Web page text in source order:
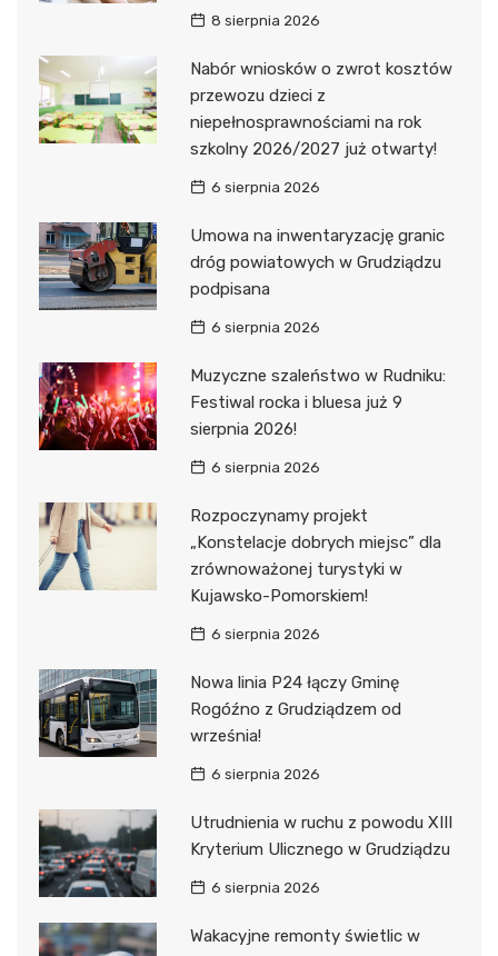
8 sierpnia 2026
Nabór wniosków o zwrot kosztów
przewozu dzieci z
niepełnosprawnościami na rok
szkolny 2026/2027 już otwarty!
6 sierpnia 2026
Umowa na inwentaryzację granic
dróg powiatowych w Grudziądzu
podpisana
6 sierpnia 2026
Muzyczne szaleństwo w Rudniku:
Festiwal rocka i bluesa już 9
sierpnia 2026!
6 sierpnia 2026
Rozpoczynamy projekt
„Konstelacje dobrych miejsc” dla
zrównoważonej turystyki w
Kujawsko-Pomorskiem!
6 sierpnia 2026
Nowa linia P24 łączy Gminę
Rogóźno z Grudziądzem od
września!
6 sierpnia 2026
Utrudnienia w ruchu z powodu XIII
Kryterium Ulicznego w Grudziądzu
6 sierpnia 2026
Wakacyjne remonty świetlic w